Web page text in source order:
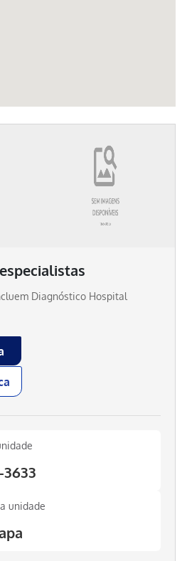
Diagnóstico Hospital
3633
unidade